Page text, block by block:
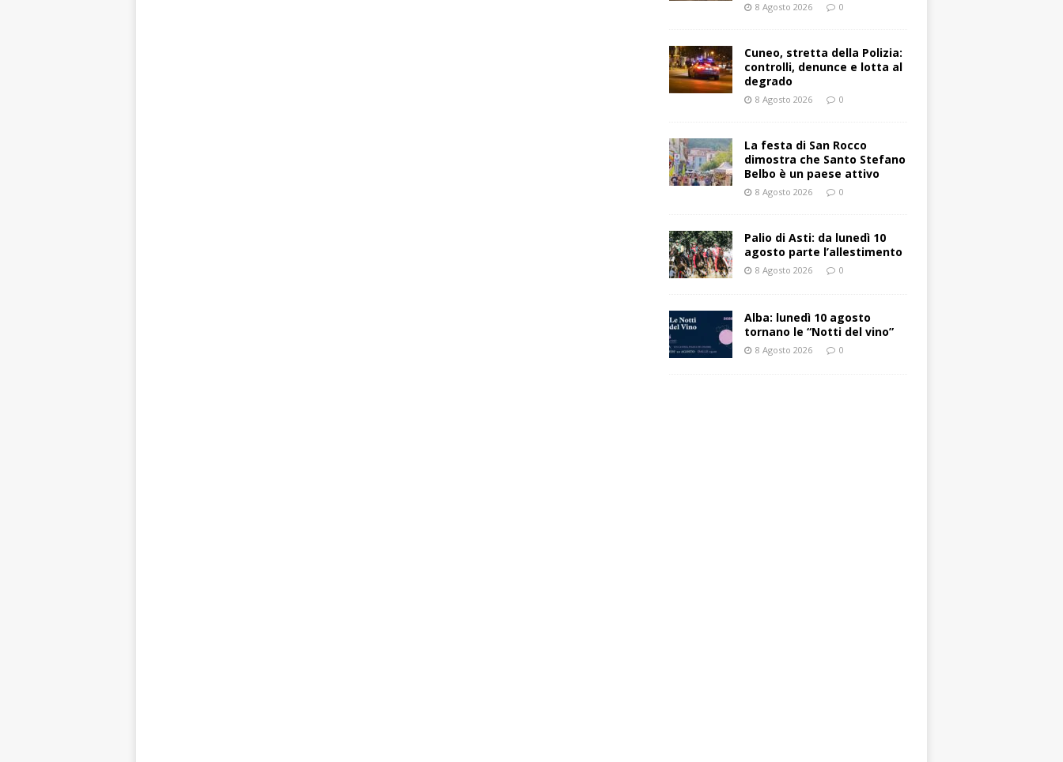
8 Agosto 2026 0
Cuneo, stretta della Polizia:
controlli, denunce e lotta al
degrado
8 Agosto 2026 0
La festa di San Rocco
dimostra che Santo Stefano
Belbo è un paese attivo
8 Agosto 2026 0
Palio di Asti: da lunedì 10
agosto parte l’allestimento
8 Agosto 2026 0
Alba: lunedì 10 agosto
tornano le “Notti del vino”
8 Agosto 2026 0